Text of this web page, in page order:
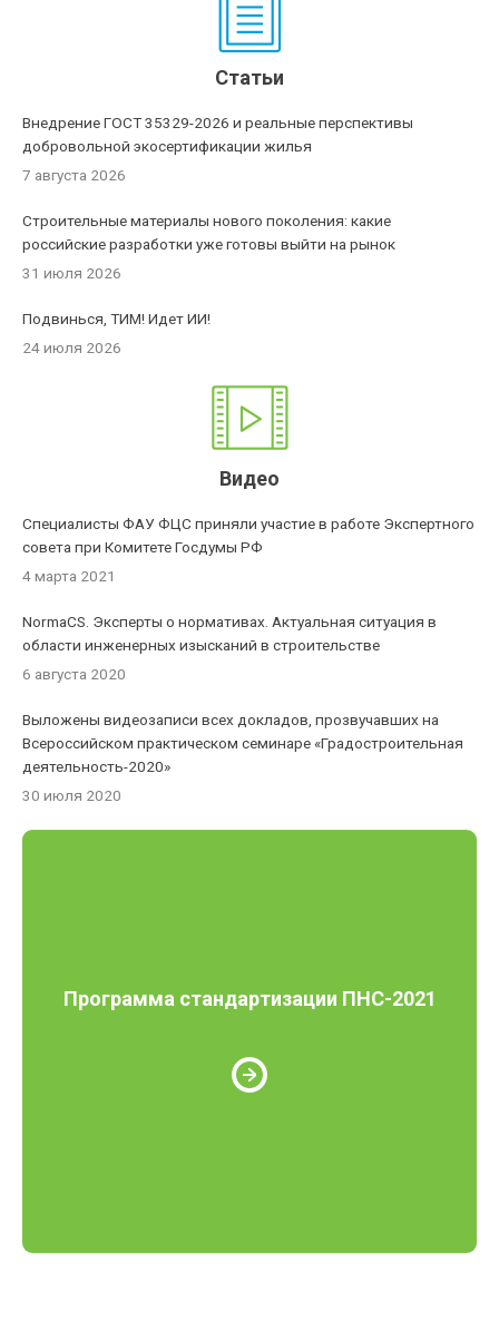
Статьи
Внедрение ГОСТ 35329-2026 и реальные перспективы
добровольной экосертификации жилья
7 августа 2026
Строительные материалы нового поколения: какие
российские разработки уже готовы выйти на рынок
31 июля 2026
Подвинься, ТИМ! Идет ИИ!
24 июля 2026
Видео
Специалисты ФАУ ФЦС приняли участие в работе Экспертного
совета при Комитете Госдумы РФ
4 марта 2021
NormaCS. Эксперты о нормативах. Актуальная ситуация в
области инженерных изысканий в строительстве
6 августа 2020
Выложены видеозаписи всех докладов, прозвучавших на
Всероссийском практическом семинаре «Градостроительная
деятельность-2020»
30 июля 2020
Программа стандартизации ПНС-2021